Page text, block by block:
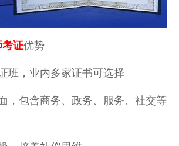
考证优势
班，业内多家证书可选择
，包含商务、政务、服务、社交等